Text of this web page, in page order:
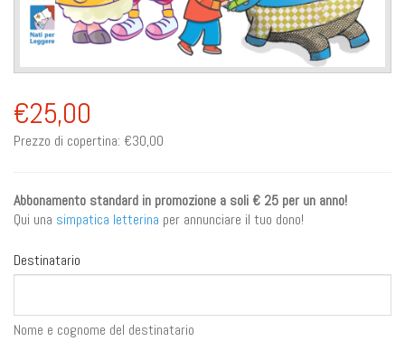
€25,00
Prezzo di copertina: €30,00
Abbonamento standard in promozione a soli € 25 per un anno!
Qui una simpatica letterina per annunciare il tuo dono!
Destinatario
Nome e cognome del destinatario